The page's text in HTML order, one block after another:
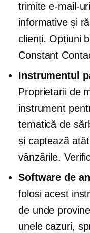
trimite e-mail-
informative și
clienți. Opțiuni
Constant
Instrumentul
Proprietarii de
instrument
tematică de
și captează
vânzările.
Software de
folosi acest
de unde
unele cazuri,